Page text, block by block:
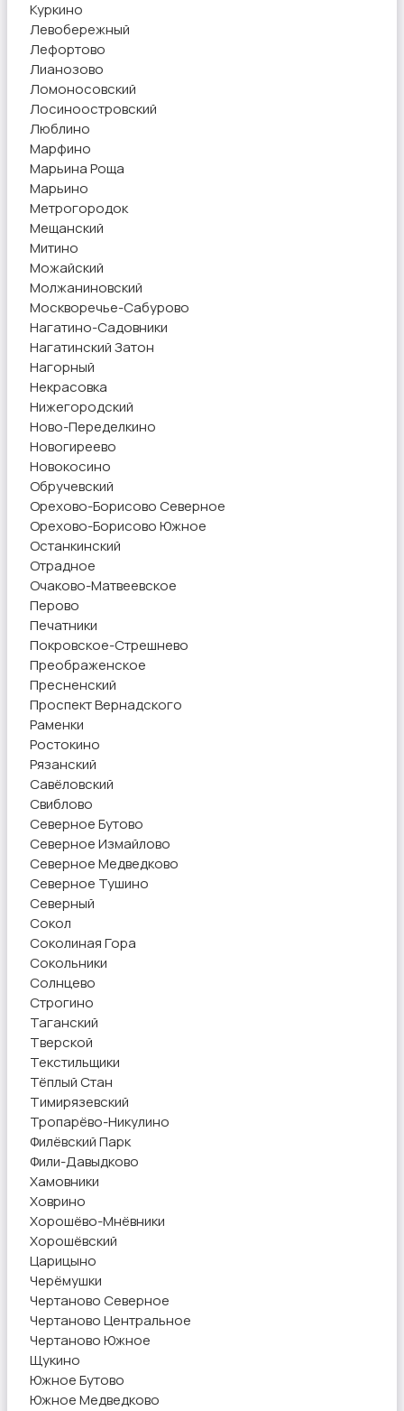
Куркино
Левобережный
Лефортово
Лианозово
Ломоносовский
Лосиноостровский
Люблино
Марфино
Марьина Роща
Марьино
Метрогородок
Мещанский
Митино
Можайский
Молжаниновский
Москворечье-Сабурово
Нагатино-Садовники
Нагатинский Затон
Нагорный
Некрасовка
Нижегородский
Ново-Переделкино
Новогиреево
Новокосино
Обручевский
Орехово-Борисово Северное
Орехово-Борисово Южное
Останкинский
Отрадное
Очаково-Матвеевское
Перово
Печатники
Покровское-Стрешнево
Преображенское
Пресненский
Проспект Вернадского
Раменки
Ростокино
Рязанский
Савёловский
Свиблово
Северное Бутово
Северное Измайлово
Северное Медведково
Северное Тушино
Северный
Сокол
Соколиная Гора
Сокольники
Солнцево
Строгино
Таганский
Тверской
Текстильщики
Тёплый Стан
Тимирязевский
Тропарёво-Никулино
Филёвский Парк
Фили-Давыдково
Хамовники
Ховрино
Хорошёво-Мнёвники
Хорошёвский
Царицыно
Черёмушки
Чертаново Северное
Чертаново Центральное
Чертаново Южное
Щукино
Южное Бутово
Южное Медведково